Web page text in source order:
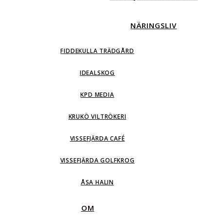
NÄRINGSLIV
FIDDEKULLA TRÄDGÅRD
IDEALSKOG
KPD MEDIA
KRUKÖ VILTRÖKERI
VISSEFJÄRDA CAFÉ
VISSEFJÄRDA GOLFKROG
ÅSA HALIN
OM